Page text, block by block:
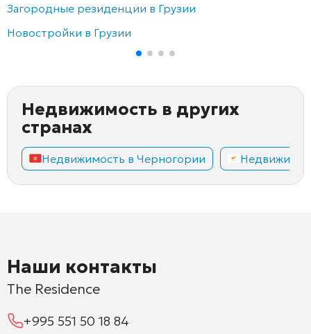
Загородные резиденции в Грузии
Новостройки в Грузии
Недвижимость в других
странах
Недвижимость в Черногории
Наши контакты
The Residence
+995 551 50 18 84